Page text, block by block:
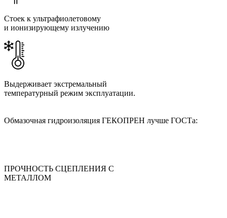
Стоек к ультрафиолетовому
и ионизирующему излучению
Выдерживает экстремальный
температурный режим эксплуатации.
Обмазочная гидроизоляция ГЕКОПРЕН лучше ГОСТа:
ПРОЧНОСТЬ СЦЕПЛЕНИЯ С
МЕТАЛЛОМ